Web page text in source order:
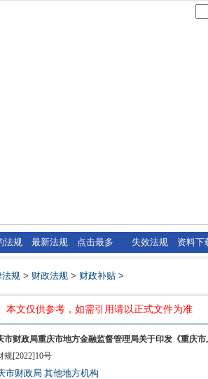
法规 最新法规 点击最多 失效法规 资料下
法规 > 财政法规 > 财政补贴 >
本文仅供参考，如需引用请以正式文件为准
市财政局重庆市地方金融监督管理局关于印发《重庆
规[2022]10号
市财政局 其他地方机构